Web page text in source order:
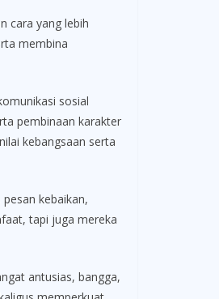
cara yang lebih
membina
sosial
pembinaan karakter
kebangsaan serta
kebaikan,
tapi juga mereka
antusias, bangga,